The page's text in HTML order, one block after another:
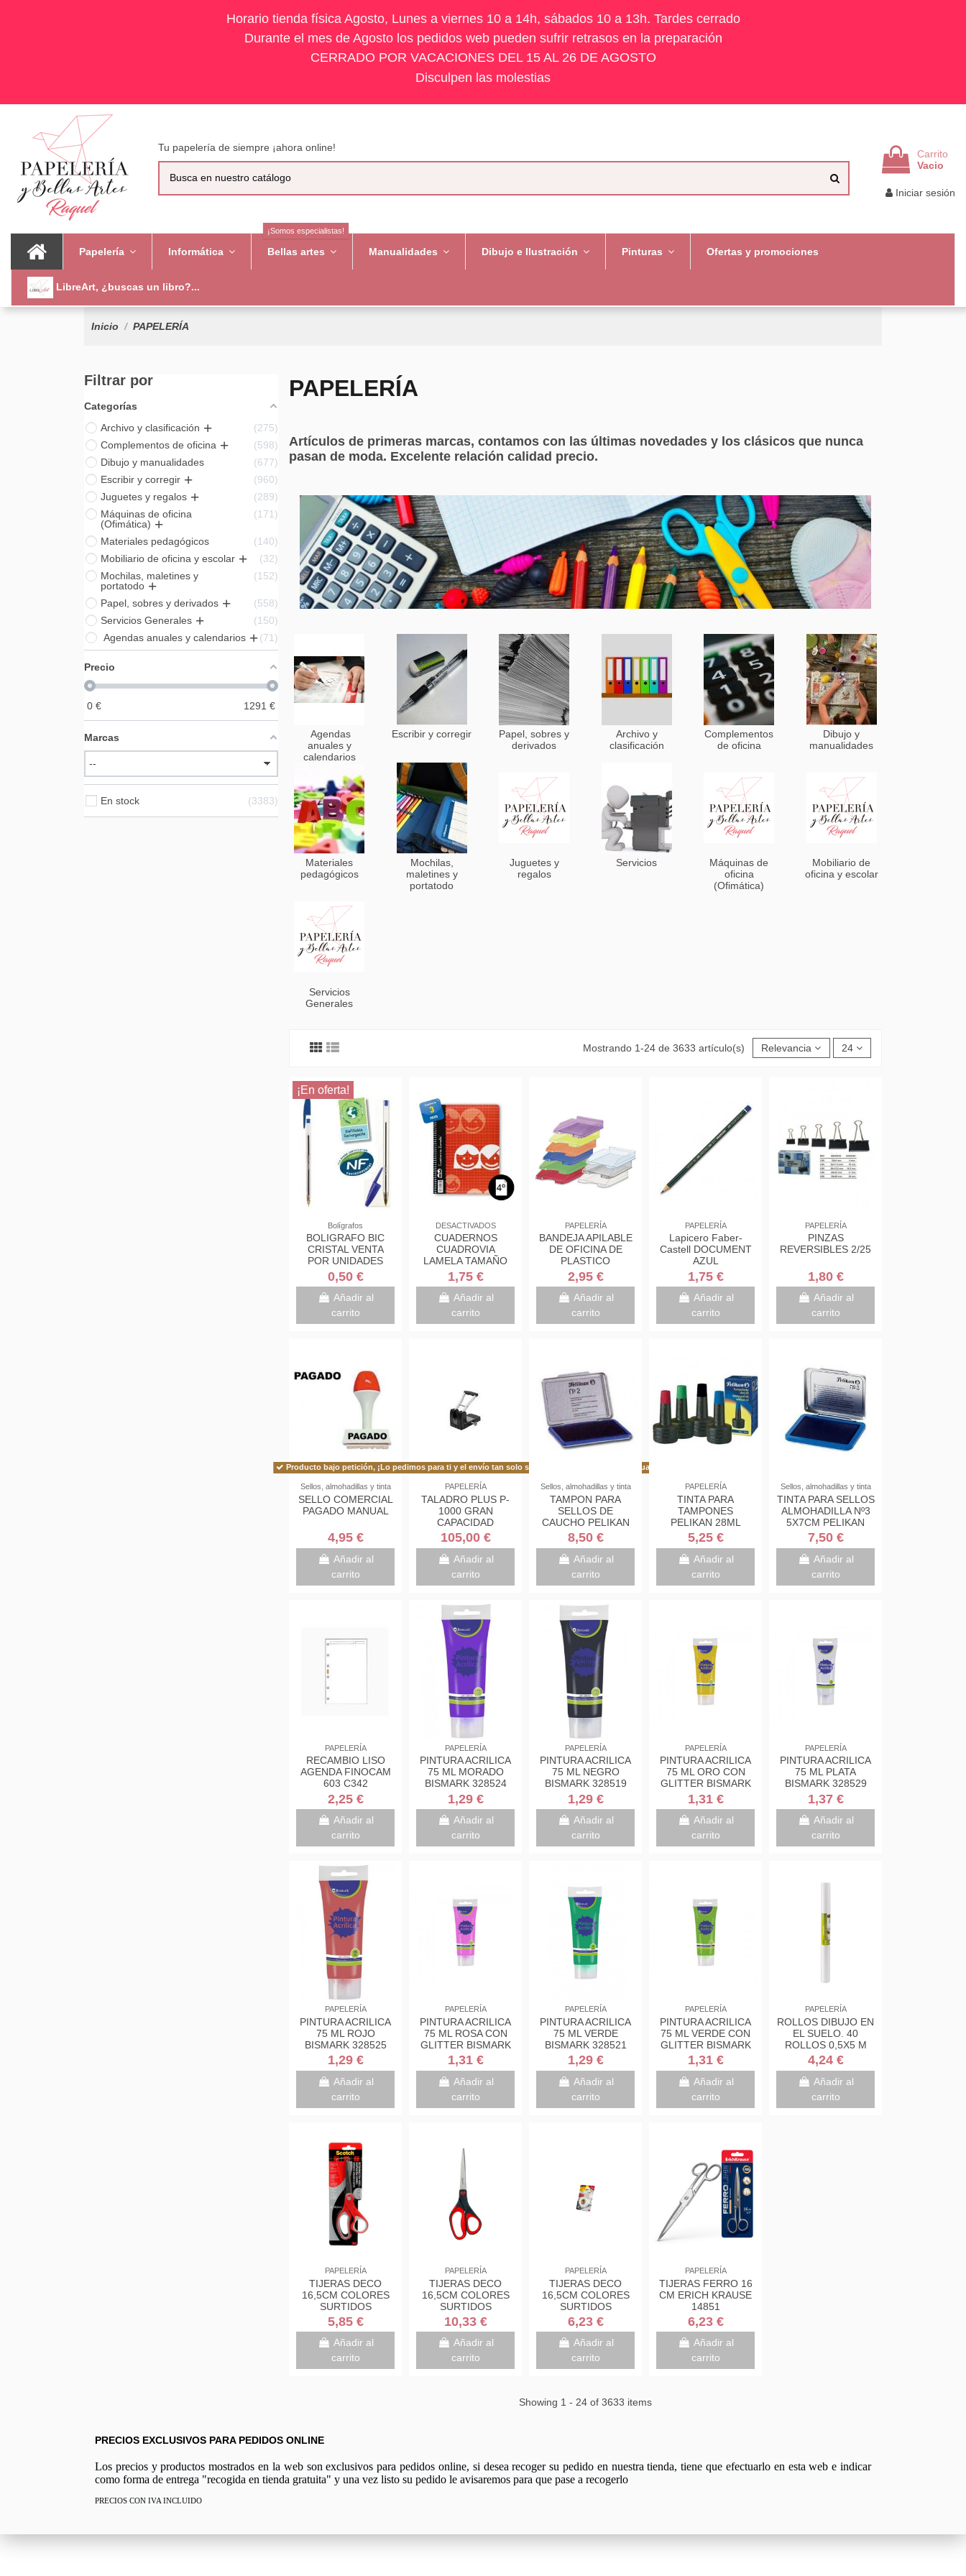
Horario tienda física Agosto, Lunes a viernes 10 a 14h, sábados 10 a 13h. Tardes cerrado
Durante el mes de Agosto los pedidos web pueden sufrir retrasos en la preparación
CERRADO POR VACACIONES DEL 15 AL 26 DE AGOSTO
Disculpen las molestias
Tu papelería de siempre ¡ahora online!
Carrito
Vacio
Iniciar sesión
Papelería Informática Bellas artes
¡Somos especialistas!
Manualidades Dibujo e Ilustración Pinturas Ofertas y promociones
LibreArt, ¿buscas un libro?...
Inicio PAPELERÍA
PAPELERÍA
Artículos de primeras marcas, contamos con las últimas novedades y los clásicos que nunca
pasan de moda. Excelente relación calidad precio.
Agendas
anuales y
calendarios
Escribir y corregir
Papel, sobres y
derivados
Archivo y
clasificación
Complementos
de oficina
Dibujo y
manualidades
Materiales
pedagógicos
Mochilas,
maletines y
portatodo
Juguetes y
regalos
Servicios
Máquinas de
oficina
(Ofimática)
Mobiliario de
oficina y escolar
Servicios
Generales
Mostrando 1-24 de 3633 artículo(s) Relevancia 24
¡En oferta!
Bolígrafos
BOLIGRAFO BIC
CRISTAL VENTA
POR UNIDADES
0,50 €
Añadir al
carrito
DESACTIVADOS
CUADERNOS
CUADROVIA
LAMELA TAMAÑO
CUARTO CON
ESPIRAL
1,75 €
Añadir al
carrito
PAPELERÍA
BANDEJA APILABLE
DE OFICINA DE
PLASTICO
350X250X65 MM.
COLOR
TRANSPARENTE
FAIBO 93-23
2,95 €
Añadir al
carrito
PAPELERÍA
Lapicero Faber-
Castell DOCUMENT
AZUL
1,75 €
Añadir al
carrito
PAPELERÍA
PINZAS
REVERSIBLES 2/25
1,80 €
Añadir al
carrito
En stock
Sellos, almohadillas y tinta
SELLO COMERCIAL
PAGADO MANUAL
4,95 €
Añadir al
carrito
Producto bajo petición, ¡Lo pedimos para ti y el envío tan solo se demora 48h más de lo habitual!
PAPELERÍA
TALADRO PLUS P-
1000 GRAN
CAPACIDAD
100HOJAS
105,00 €
Añadir al
carrito
Sellos, almohadillas y tinta
TAMPON PARA
SELLOS DE
CAUCHO PELIKAN
Nº2 7X11CMS
8,50 €
Añadir al
carrito
PAPELERÍA
TINTA PARA
TAMPONES
PELIKAN 28ML
5,25 €
Añadir al
carrito
Sellos, almohadillas y tinta
TINTA PARA SELLOS
ALMOHADILLA Nº3
5X7CM PELIKAN
7,50 €
Añadir al
carrito
PAPELERÍA
RECAMBIO LISO
AGENDA FINOCAM
603 C342
2,25 €
Añadir al
carrito
PAPELERÍA
PINTURA ACRILICA
75 ML MORADO
BISMARK 328524
1,29 €
Añadir al
carrito
PAPELERÍA
PINTURA ACRILICA
75 ML NEGRO
BISMARK 328519
1,29 €
Añadir al
carrito
PAPELERÍA
PINTURA ACRILICA
75 ML ORO CON
GLITTER BISMARK
328672
1,31 €
Añadir al
carrito
PAPELERÍA
PINTURA ACRILICA
75 ML PLATA
BISMARK 328529
1,37 €
Añadir al
carrito
PAPELERÍA
PINTURA ACRILICA
75 ML ROJO
BISMARK 328525
1,29 €
Añadir al
carrito
PAPELERÍA
PINTURA ACRILICA
75 ML ROSA CON
GLITTER BISMARK
328671
1,31 €
Añadir al
carrito
PAPELERÍA
PINTURA ACRILICA
75 ML VERDE
BISMARK 328521
1,29 €
Añadir al
carrito
PAPELERÍA
PINTURA ACRILICA
75 ML VERDE CON
GLITTER BISMARK
328675
1,31 €
Añadir al
carrito
PAPELERÍA
ROLLOS DIBUJO EN
EL SUELO. 40
ROLLOS 0,5X5 M
GUARRO CANSON
KIDS C200003210
4,24 €
Añadir al
carrito
PAPELERÍA
TIJERAS DECO
16,5CM COLORES
SURTIDOS
VERDE/AZUL/ROSA
1561DS-M SCOTH
7000034004
5,85 €
Añadir al
carrito
PAPELERÍA
TIJERAS DECO
16,5CM COLORES
SURTIDOS
VERDE/AZUL/ROSA
1561DS-M SCOTH
7000034004
10,33 €
Añadir al
carrito
PAPELERÍA
TIJERAS DECO
16,5CM COLORES
SURTIDOS
VERDE/AZUL/ROSA
1561DS-M SCOTH
7000034004
6,23 €
Añadir al
carrito
PAPELERÍA
TIJERAS FERRO 16
CM ERICH KRAUSE
14851
6,23 €
Añadir al
carrito
Showing 1 - 24 of 3633 items
Filtrar por
Categorías
Archivo y clasificación
275
Complementos de oficina
598
Dibujo y manualidades
677
Escribir y corregir
960
Juguetes y regalos
289
Máquinas de oficina
(Ofimática)
171
Materiales pedagógicos
140
Mobiliario de oficina y escolar
32
Mochilas, maletines y
portatodo
152
Papel, sobres y derivados
558
Servicios Generales
150
Agendas anuales y calendarios
71
Precio
0 € 1291 €
Marcas
En stock 3383
PRECIOS EXCLUSIVOS PARA PEDIDOS ONLINE
Los precios y productos mostrados en la web son exclusivos para pedidos online, si desea recoger su pedido en nuestra tienda, tiene que efectuarlo en esta web e indicar
como forma de entrega "recogida en tienda gratuita" y una vez listo su pedido le avisaremos para que pase a recogerlo
PRECIOS CON IVA INCLUIDO